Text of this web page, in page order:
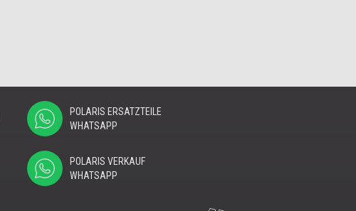
POLARIS ERSATZTEILE
WHATSAPP
POLARIS VERKAUF
WHATSAPP